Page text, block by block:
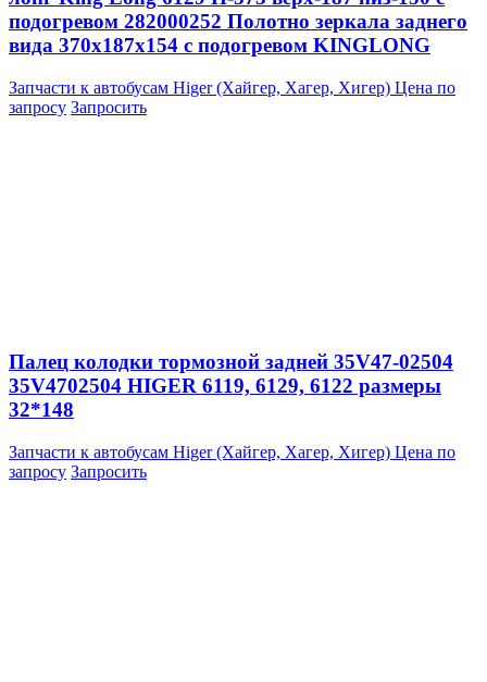
подогревом 282000252 Полотно зеркала заднего
вида 370x187x154 с подогревом KINGLONG
Запчасти к автобусам Higer (Хайгер, Хагер, Хигер) Цена по
запросу Запросить
Палец колодки тормозной задней 35V47-02504
35V4702504 HIGER 6119, 6129, 6122 размеры
32*148
Запчасти к автобусам Higer (Хайгер, Хагер, Хигер) Цена по
запросу Запросить